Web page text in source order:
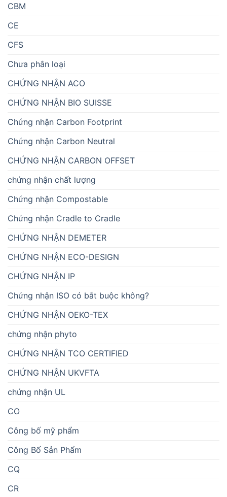
CBM
CE
CFS
Chưa phân loại
CHỨNG NHẬN ACO
CHỨNG NHẬN BIO SUISSE
Chứng nhận Carbon Footprint
Chứng nhận Carbon Neutral
CHỨNG NHẬN CARBON OFFSET
chứng nhận chất lượng
Chứng nhận Compostable
Chứng nhận Cradle to Cradle
CHỨNG NHẬN DEMETER
CHỨNG NHẬN ECO-DESIGN
CHỨNG NHẬN IP
Chứng nhận ISO có bắt buộc không?
CHỨNG NHẬN OEKO-TEX
chứng nhận phyto
CHỨNG NHẬN TCO CERTIFIED
CHỨNG NHẬN UKVFTA
chứng nhận UL
CO
Công bố mỹ phẩm
Công Bố Sản Phẩm
CQ
CR